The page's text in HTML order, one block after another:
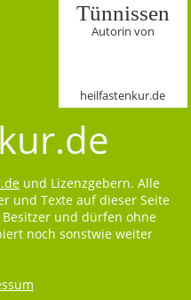
Tünnissen
Autorin von
heilfastenkur.de
und Lizenzgebern. Alle
und Texte auf dieser Seite
und dürfen ohne
noch sonstwie weiter